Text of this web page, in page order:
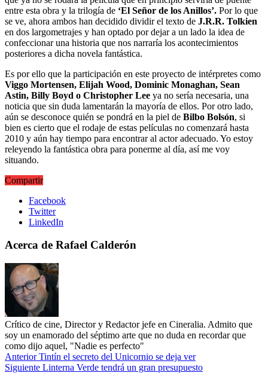
entre esta obra y la trilogía de ‘El Señor de los Anillos’. Por lo que
se ve, ahora ambos han decidido dividir el texto de J.R.R. Tolkien
en dos largometrajes y han optado por dejar a un lado la idea de
confeccionar una historia que nos narraría los acontecimientos
posteriores a dicha novela fantástica.
Es por ello que la participación en este proyecto de intérpretes como
Viggo Mortensen, Elijah Wood, Dominic Monaghan, Sean
Astin, Billy Boyd o Christopher Lee ya no sería necesaria, una
noticia que sin duda lamentarán la mayoría de ellos. Por otro lado,
aún se desconoce quién se pondrá en la piel de Bilbo Bolsón, si
bien es cierto que el rodaje de estas películas no comenzará hasta
2010 y aún hay tiempo para encontrar al actor adecuado. Yo estoy
releyendo la fantástica obra para ponerme al día, así me voy
situando.
Compartir
Facebook
Twitter
LinkedIn
Acerca de Rafael Calderón
Crítico de cine, Director y Redactor jefe en Cineralia. Admito que
soy un enamorado del séptimo arte que no duda en recordar que
como dijo aquel, "Nadie es perfecto"
AnteriorTintín el secreto del Unicornio se deja ver
Siguiente Linterna Verde tendrá un gran presupuesto